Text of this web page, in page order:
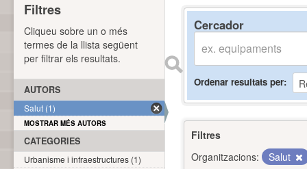
Cercador
Ordenar resultats per
Filtres
Organitzacions:
Salut
Filtres
Cliqueu sobre un o més
termes de la llista següent
per filtrar els resultats.
AUTORS
Salut (1)
MOSTRAR MÉS AUTORS
CATEGORIES
Urbanisme i infraestructures (1)